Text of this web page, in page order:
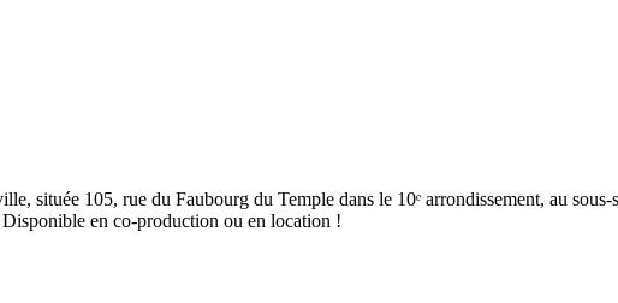
située 105, rue du Faubourg du Temple dans le 10ᵉ arrondissement, au
en co-production ou en location !